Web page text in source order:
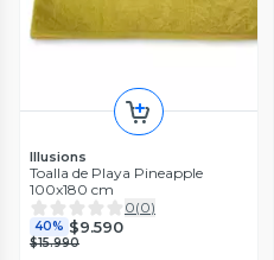
Illusions
Toalla de Playa Pineapple
100x180 cm
0(0)
40% $9.590
$15.990